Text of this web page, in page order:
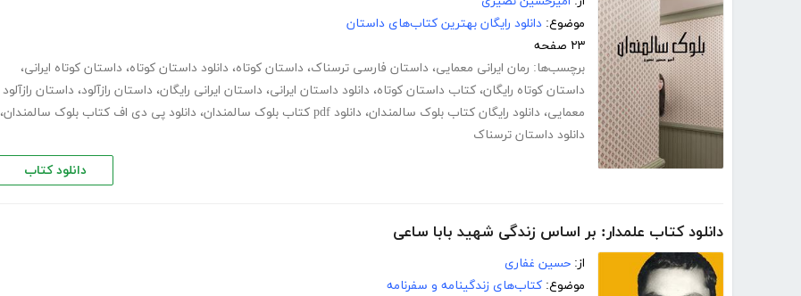
موضوع: دانلود رایگان بهترین کتاب‌های داستان
۲۳ صفحه
برچسب‌ها: رمان ایرانی معمایی، داستان فارسی ترسناک، داستان کوتاه، دانلود داستان کوتاه، داستان کوتاه ایرانی،
داستان کوتاه رایگان، کتاب داستان کوتاه، دانلود داستان ایرانی، داستان ایرانی رایگان، داستان رازآلود، داستان رازآلود
معمایی، دانلود رایگان کتاب بلوک سالمندان، دانلود pdf کتاب بلوک سالمندان ، دانلود پی دی اف کتاب بلوک سالمندان،
دانلود داستان ترسناک
دانلود کتاب
دانلود کتاب علمدار: بر اساس زندگی شهید بابا ساعی
از: حسین غفاری
موضوع: کتاب‌های زندگینامه و سفرنامه